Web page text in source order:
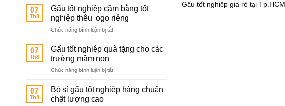
07
Th8
Gấu tốt nghiệp cầm bằng tốt
nghiệp thêu logo riêng
Chức năng bình luận bị tắtở
tốt
nghiệp
bằng
nghiệp
07
Th8
Gấu tốt nghiệp quà tặng cho các
trường mầm non
Chức năng bình luận bị tắtở
tốt
nghiệp
07
Th8
Bỏ sỉ gấu tốt nghiệp hàng chuẩn
chất lượng cao
Gấu tốt nghiệp giá rẻ tại Tp.HCM